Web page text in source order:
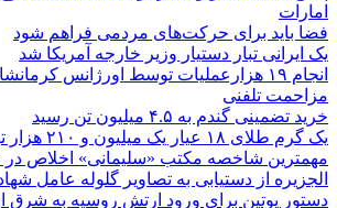
امارات
فضا باید برای حرکت‌های مردمی فراهم شود
یک ایرانی تبار دستیار وزیر خارجه آمریکا شد
انجام ۱۹ هزارعملیات توسط اورژانس
مزاحمت تلفنی
خرید تضمینی گندم به ۴.۵ میلیون تن رسید
یک گرم طلای ۱۸ عیار یک میلیون و ۲۱۰ هزار تومان معامله شد
مهمترین شاخصه مکتب «سلیمانی» اخلاص
الجزیره از دستیابی به تصاویر گلوله عامل
دستور پوتین برای ورود ارتش روسیه به شرق